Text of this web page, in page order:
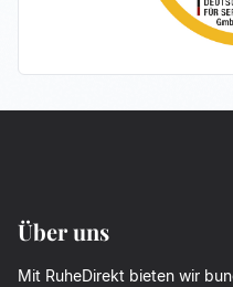
Über uns
Mit RuheDirekt bieten wir